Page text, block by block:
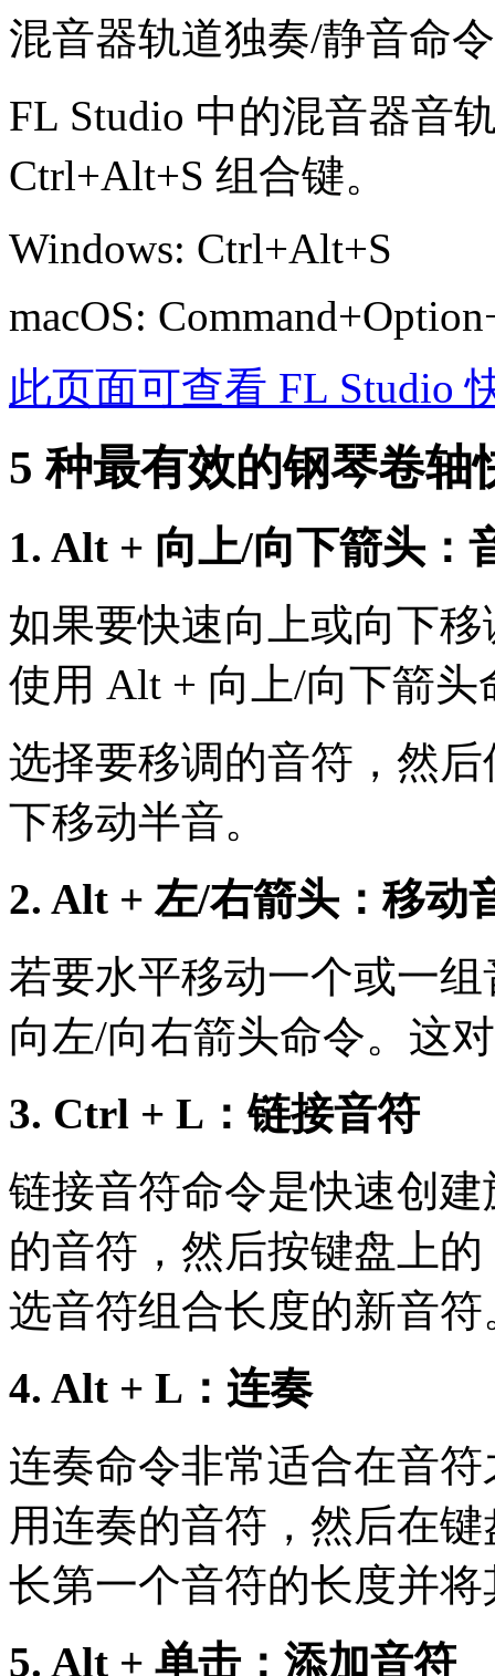
混音器轨道独奏/静音命
FL Studio 中的混音器音
Ctrl+Alt+S 组合键。
Windows: Ctrl+Alt+S
macOS:
此页面可查看 FL Studio
5 种最有效的钢琴卷轴
1. Alt + 向上/向下箭头：
如果要快速向上或向下
使用 Alt + 向上/向下箭头
选择要移调的音符，然
下移动半音。
2. Alt + 左/右箭头：移动
若要水平移动一个或一
向左/向右箭头命令。这
3. Ctrl + L：链接音符
链接音符命令是快速创
的音符，然后按键盘上
选音符组合长度的新音符
4. Alt + L：连奏
连奏命令非常适合在音
用连奏的音符，然后在
长第一个音符的长度并
5. Alt + 单击：添加音符